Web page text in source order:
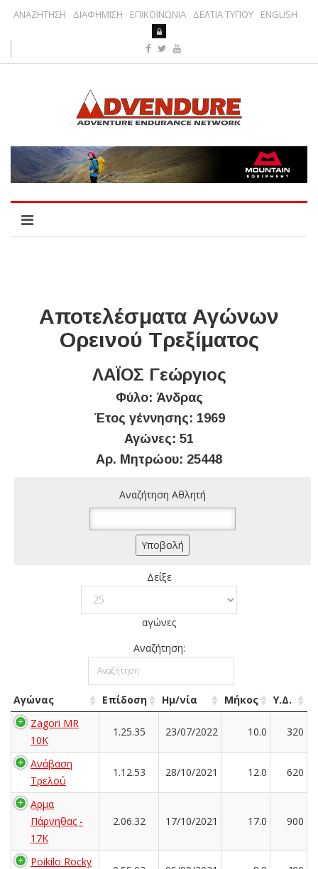
ΑΝΑΖΗΤΗΣΗ ΔΙΑΦΗΜΙΣΗ ΕΠΙΚΟΙΝΩΝΙΑ ΔΕΛΤΙΑ ΤΥΠΟΥ ENGLISH
Αποτελέσματα Αγώνων
Ορεινού Τρεξίματος
ΛΑΪΟΣ Γεώργιος
Φύλο: Άνδρας
Έτος γέννησης: 1969
Αγώνες: 51
Αρ. Μητρώου: 25448
Αναζήτηση Αθλητή
Δείξε
αγώνες
Αναζήτηση:
Αγώνας Επίδοση Ημ/νία Μήκος
Υ.Δ.
Zagori MR
10K
1.25.35 23/07/2022 10.0 320
Ανάβαση
Τρελού
1.12.53 28/10/2021 12.0 620
Αρμα
Πάρνηθας -
17K
2.06.32 17/10/2021 17.0 900
Poikilo Rocky